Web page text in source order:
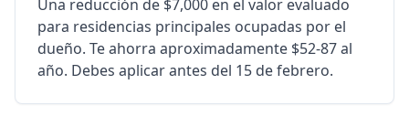
Una reducción de $7,000 en el valor evaluado
para residencias principales ocupadas por el
dueño. Te ahorra aproximadamente $52-87 al
año. Debes aplicar antes del 15 de febrero.